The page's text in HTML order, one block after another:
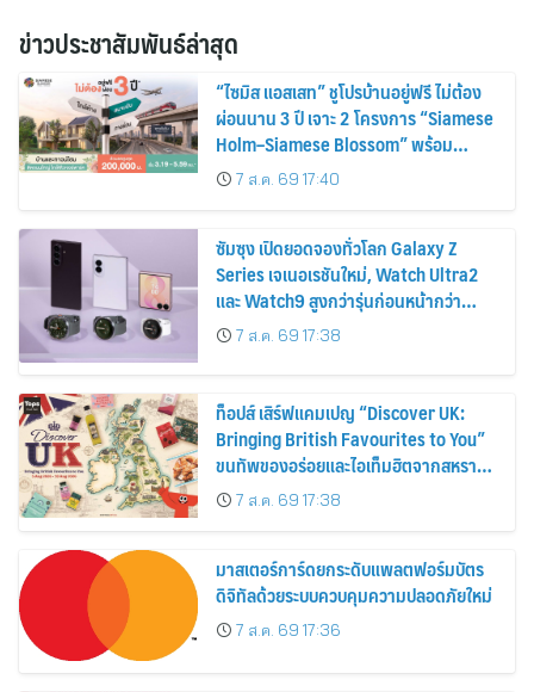
ข่าวประชาสัมพันธ์ล่าสุด
“ไซมิส แอสเสท” ชูโปรบ้านอยู่ฟรี ไม่ต้อง
ผ่อนนาน 3 ปี เจาะ 2 โครงการ “Siamese
Holm–Siamese Blossom” พร้อม
ส่วนลดและสิทธิพิเศษถึง 31 สิงหาคม
2569
7 ส.ค. 69 17:40
ซัมซุง เปิดยอดจองทั่วโลก Galaxy Z
Series เจเนอเรชันใหม่, Watch Ultra2
และ Watch9 สูงกว่ารุ่นก่อนหน้ากว่า
30%7 ส.ค. 69 17:38
ท็อปส์ เสิร์ฟแคมเปญ “Discover UK:
Bringing British Favourites to You”
ขนทัพของอร่อยและไอเท็มฮิตจากสหราช
อาณาจักร ส่งตรงถึงมือตั้งแต่วันนี้ – 18
สิงหาคมนี้
7 ส.ค. 69 17:38
มาสเตอร์การ์ดยกระดับแพลตฟอร์มบัตร
ดิจิทัลด้วยระบบควบคุมความปลอดภัยใหม่
7 ส.ค. 69 17:36